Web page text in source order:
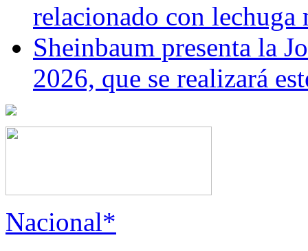
relacionado con lechuga
Sheinbaum presenta la
2026, que se realizará
Nacional*